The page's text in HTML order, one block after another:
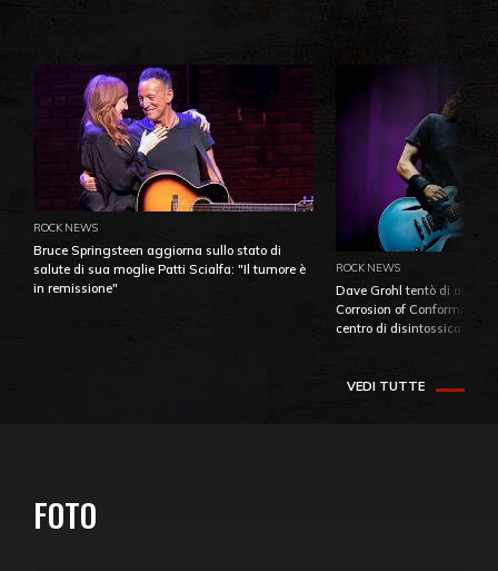
ROCK NEWS
Bruce Springsteen aggiorna sullo stato di
salute di sua moglie Patti Scialfa: "Il tumore è
in remissione"
ROCK NEWS
Dave Grohl tentò di
Corrosion of Conformity
centro di
VEDI TUTTE
FOTO